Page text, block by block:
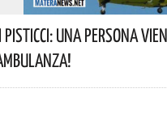
Pisticci: Una Persona